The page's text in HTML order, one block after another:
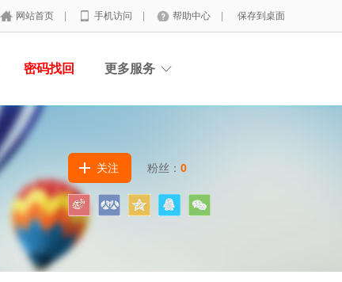
网站首页 手机访问 帮助中心 保存到桌面
密码找回 更多服务
关注 粉丝： 0